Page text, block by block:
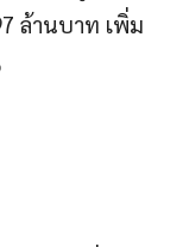
ล้านบาท เพิ่ม